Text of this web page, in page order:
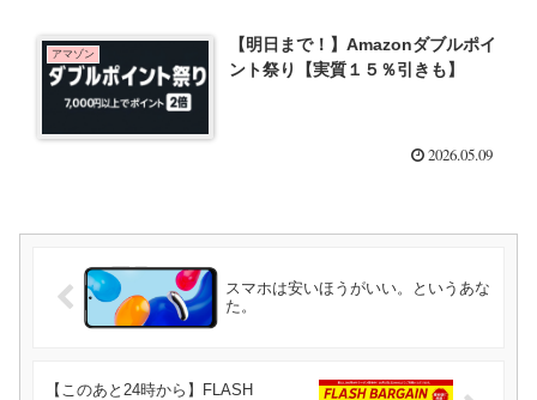
アマゾン
【明日まで！】Amazonダブルポイ
ント祭り【実質１５％引きも】
2026.05.09
スマホは安いほうがいい。というあな
た。
【このあと24時から】FLASH